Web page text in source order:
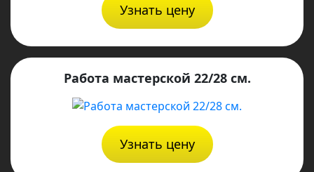
Узнать цену
Работа мастерской 22/28 см.
Узнать цену